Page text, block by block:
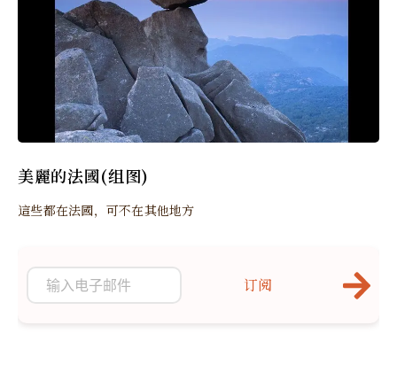
美麗的法國(组图)
這些都在法國，可不在其他地方
订阅